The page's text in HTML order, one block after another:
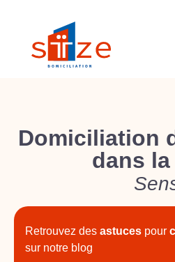
Domiciliation
dans
Retrouvez des astuces pour
sur notre blog